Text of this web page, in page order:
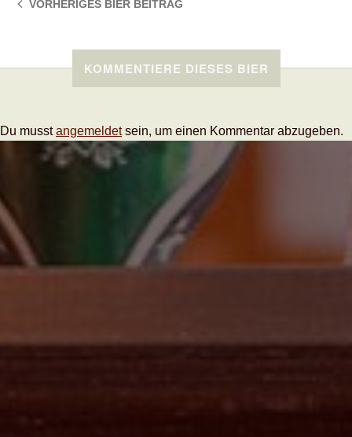
VORHERIGES BIER BEITRAG
KOMMENTIERE DIESES BIER
Du musstangemeldetsein, um einen Kommentar abzugeben.